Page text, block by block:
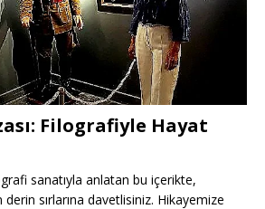
Filografiyle Hayat
sanatıyla anlatan bu içerikte,
sırlarına davetlisiniz. Hikayemize